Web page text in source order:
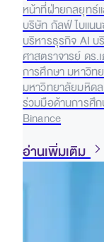
หน้าที่ฝ่ายกลยุทธ์
บริษัท กัลฟ์ ไบแน
บริหารธุรกิจ AI
ศาสตราจารย์ ดร
การศึกษา มหาวิ
มหาวิทยาลัยมหิด
ร่วมมือด้านการศึ
Binance
อ่านเพิ่มเติม